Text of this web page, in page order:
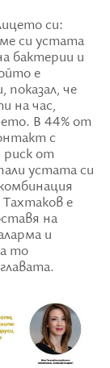
си:
си устата
бактерии и
е
показал, че
на час,
В 44% от
с
риск от
устата си
e
на
и
то